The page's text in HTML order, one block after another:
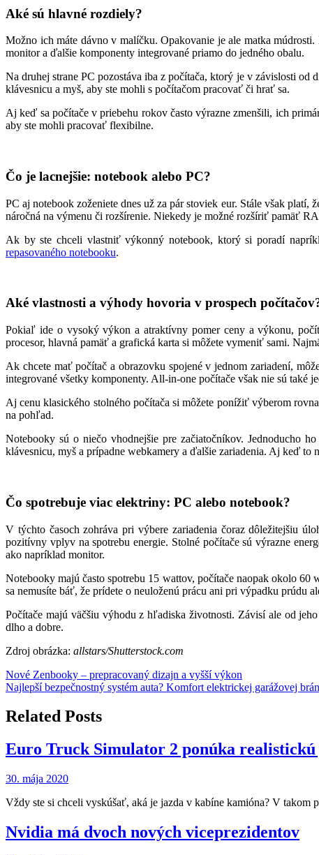
Aké sú hlavné rozdiely?
Možno ich máte dávno v malíčku. Opakovanie je ale matka
monitor a ďalšie komponenty integrované priamo do jedného obalu.
Na druhej strane PC pozostáva iba z počítača, ktorý je v závislosti od
klávesnicu a myš, aby ste mohli s počítačom pracovať či hrať sa.
Aj keď sa počítače v priebehu rokov často výrazne zmenšili, ich
aby ste mohli pracovať flexibilne.
Čo je lacnejšie: notebook alebo PC?
PC aj notebook zoženiete dnes už za pár stoviek eur. Stále však
náročná na výmenu či rozšírenie. Niekedy je možné rozšíriť pamäť
Ak by ste chceli vlastniť výkonný notebook, ktorý si poradí
repasovaného notebooku.
Aké vlastnosti a výhody hovoria v prospech
Pokiaľ ide o vysoký výkon a atraktívny pomer ceny a výkonu,
procesor, hlavná pamäť a grafická karta si môžete vymeniť sami.
Ak chcete mať počítač a obrazovku spojené v jednom zariadení,
integrované všetky komponenty. All-in-one počítače však nie sú také
Aj cenu klasického stolného počítača si môžete ponížiť výberom
na pohľad.
Notebooky sú o niečo vhodnejšie pre začiatočníkov. Jednoducho
klávesnicu, myš a prípadne webkamery a ďalšie zariadenia. Aj keď
Čo spotrebuje viac elektriny: PC alebo notebook?
V týchto časoch zohráva pri výbere zariadenia čoraz dôležitejšiu
pozitívny vplyv na spotrebu energie. Stolné počítače sú výrazne
ako napríklad monitor.
Notebooky majú často spotrebu 15 wattov, počítače naopak okolo
sa nemusíte báť, že prídete o neuloženú prácu ani pri výpadku prúdu
Počítače majú väčšiu výhodu z hľadiska životnosti. Závisí ale od
dlho a dobre.
Zdroj obrázka: allstars/Shutterstock.com
Navigácia
v
článku
Nové Zenbooky – prepracovaný dizajn a vyšší výkon
Najlepší bezpečnostný systém auta? Komfort elektrickej garážovej
Related Posts
Euro Truck Simulator 2 ponúka
30. mája 2020
Vždy ste si chceli vyskúšať, aká je jazda v kabíne kamióna? V takom
Nvidia má dvoch nových viceprezidentov